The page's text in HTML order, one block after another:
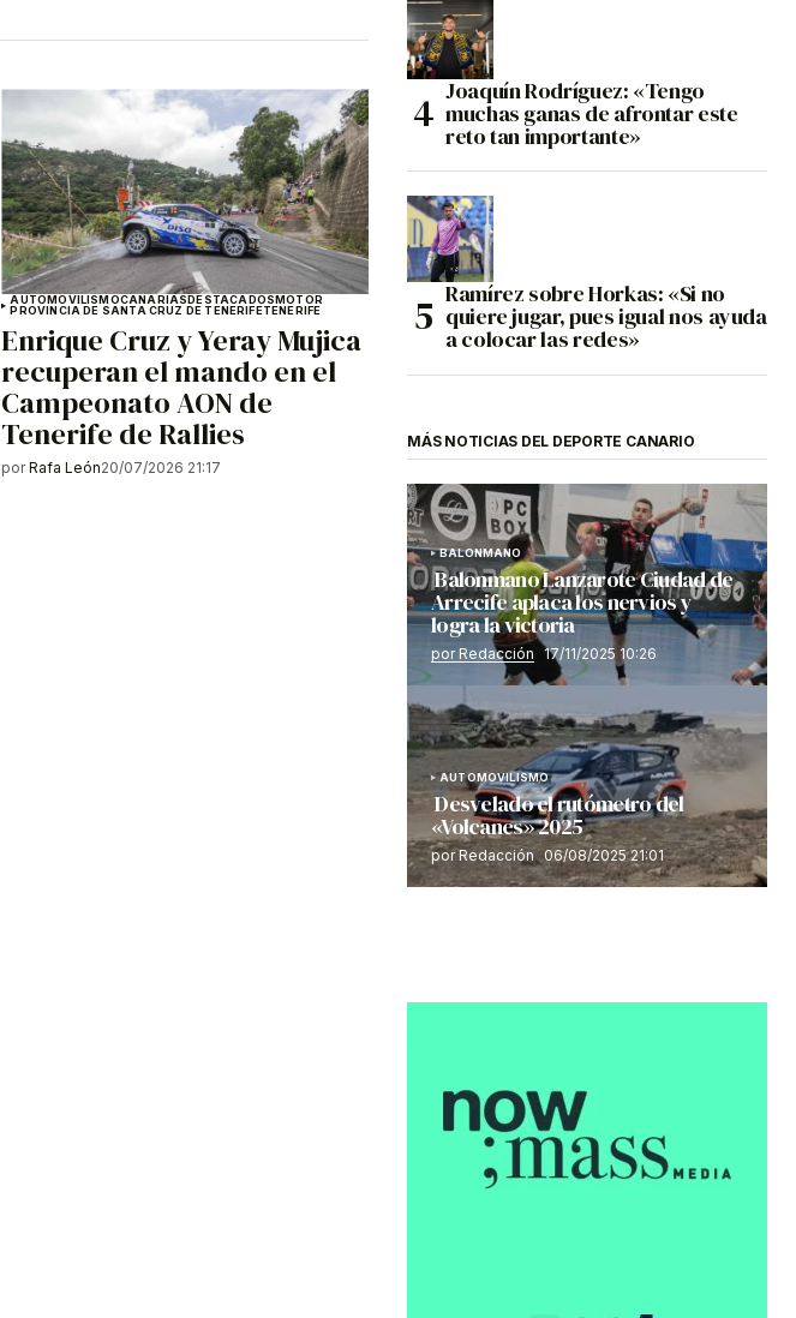
AUTOMOVILISMOCANARIAS DESTACADOS MOTOR
PROVINCIA DE SANTA CRUZ DE TENERIFETENERIFE
Enrique Cruz y Yeray Mujica
recuperan el mando en el
Campeonato AON de
Tenerife de Rallies
por Rafa León20/07/2026 21:17
Joaquín Rodríguez: «Tengo
muchas ganas de afrontar este
reto tan importante»
Ramírez sobre Horkas: «Si no
quiere jugar, pues igual nos ayuda
a colocar las redes»
MÁS NOTICIAS DEL DEPORTE CANARIO
BALONMANO
Balonmano Lanzarote Ciudad de
Arrecife aplaca los nervios y
logra la victoria
por Redacción 17/11/2025 10:26
AUTOMOVILISMO
Desvelado el rutómetro del
«Volcanes» 2025
por Redacción 06/08/2025 21:01